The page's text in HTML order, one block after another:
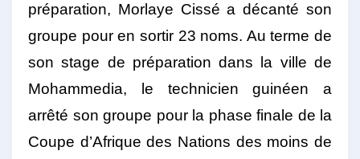
préparation, Morlaye Cissé a décanté son
groupe pour en sortir 23 noms. Au terme de
son stage de préparation dans la ville de
Mohammedia, le technicien guinéen a
arrêté son groupe pour la phase finale de la
Coupe d’Afrique des Nations des moins de